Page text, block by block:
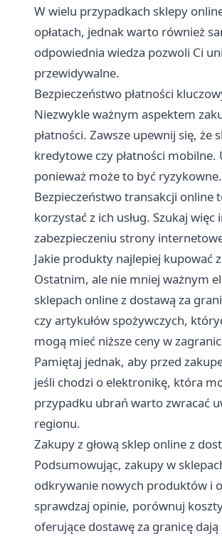
W wielu przypadkach sklepy
opłatach, jednak warto również
odpowiednia wiedza pozwoli Ci
przewidywalne.
Bezpieczeństwo płatności
Niezwykle ważnym aspektem
płatności. Zawsze upewnij się,
kredytowe czy płatności
ponieważ może to być ryzykowne.
Bezpieczeństwo transakcji online
korzystać z ich usług. Szukaj
zabezpieczeniu strony
Jakie produkty najlepiej kupować
Ostatnim, ale nie mniej ważnym
sklepach online z dostawą za
czy artykułów spożywczych,
mogą mieć niższe ceny w
Pamiętaj jednak, aby przed
jeśli chodzi o elektronikę, która
przypadku ubrań warto zwracać
regionu.
Zakupy z głową sklep online z
Podsumowując, zakupy w
odkrywanie nowych produktów i
sprawdzaj opinie, porównuj
oferujące dostawę za granicę